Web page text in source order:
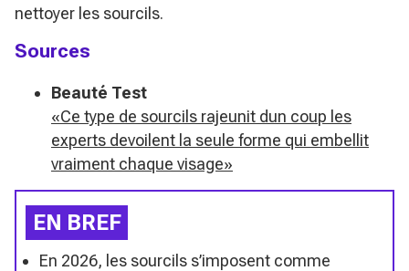
nettoyer les sourcils.
Sources
Beauté Test
«Ce type de sourcils rajeunit dun coup les
experts devoilent la seule forme qui embellit
vraiment chaque visage»
EN BREF
En 2026, les sourcils s’imposent comme